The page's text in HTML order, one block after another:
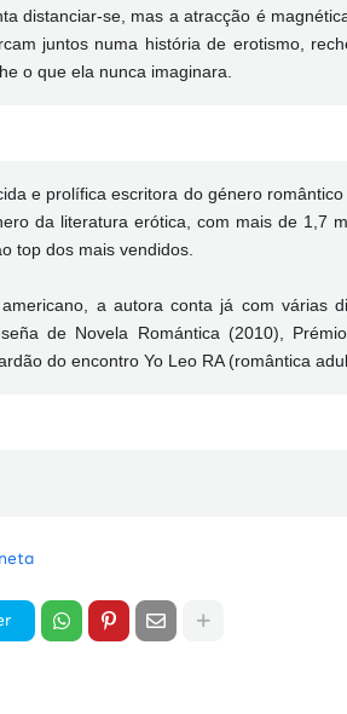
distanciar-se, mas a atracção é
juntos numa história de erotismo,
o que ela nunca imaginara.
e prolífica escritora do género
da literatura erótica, com mais de 1,7
top dos mais vendidos.
a autora conta já com várias
de Novela Romántica (2010),
do encontro Yo Leo RA (romântica